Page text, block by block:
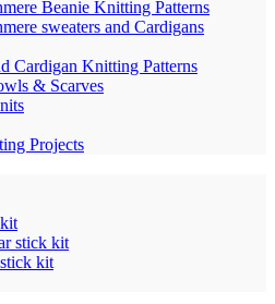
Beanie Knitting Patterns
sweaters and Cardigans
Cardigan Knitting Patterns
& Scarves
Projects
stick kit
kit